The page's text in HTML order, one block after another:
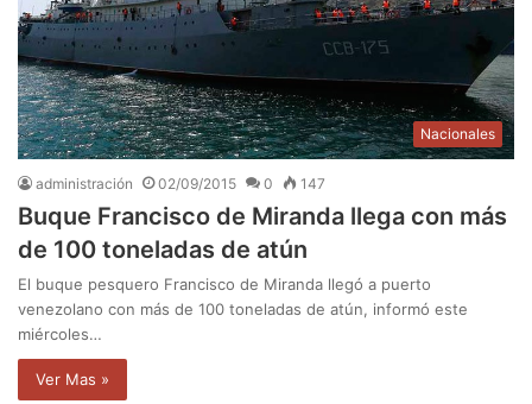
Nacionales
administración 02/09/2015 0 147
Buque Francisco de Miranda llega con más
de 100 toneladas de atún
El buque pesquero Francisco de Miranda llegó a puerto
venezolano con más de 100 toneladas de atún, informó este
miércoles…
Ver Mas »